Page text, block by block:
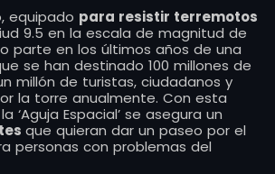
equipado para resistir terremotos
9.5 en la escala de magnitud de
parte en los últimos años de una
se han destinado 100 millones de
millón de turistas, ciudadanos y
la torre anualmente. Con esta
‘Aguja Espacial’ se asegura un
que quieran dar un paseo por el
personas con problemas del